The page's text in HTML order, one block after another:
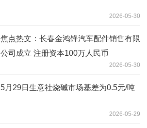
2026-05-30
焦点热文：长春金鸿锋汽车配件销售有限
公司成立 注册资本100万人民币
2026-05-30
5月29日生意社烧碱市场基差为0.5元/吨
2026-05-29